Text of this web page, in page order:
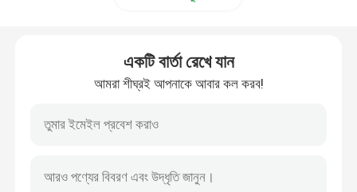
একটি বার্তা রেখে যান
আমরা শীঘ্রই আপনাকে আবার কল করব!